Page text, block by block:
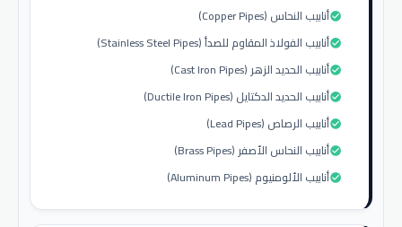
أنابيب النحاس (Copper Pipes)check_circle
أنابيب الفولاذ المقاوم للصدأ (Stainless Steel Pipes)check_circle
أنابيب الحديد الزهر (Cast Iron Pipes)check_circle
أنابيب الحديد الدكتايل (Ductile Iron Pipes)check_circle
أنابيب الرصاص (Lead Pipes)check_circle
أنابيب النحاس الأصفر (Brass Pipes)check_circle
أنابيب الألومنيوم (Aluminum Pipes)check_circle